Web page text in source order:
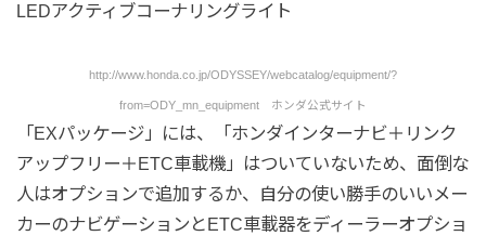
LEDアクティブコーナリングライト
http://www.honda.co.jp/ODYSSEY/webcatalog/equipment/?
from=ODY_mn_equipment ホンダ公式サイト
「EXパッケージ」には、「ホンダインターナビ＋リンク
アップフリー＋ETC車載機」はついていないため、面倒な
人はオプションで追加するか、自分の使い勝手のいいメー
カーのナビゲーションとETC車載器をディーラーオプショ